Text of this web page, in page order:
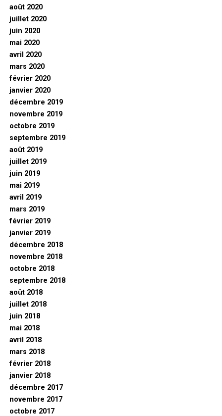
août 2020
juillet 2020
juin 2020
mai 2020
avril 2020
mars 2020
février 2020
janvier 2020
décembre 2019
novembre 2019
octobre 2019
septembre 2019
août 2019
juillet 2019
juin 2019
mai 2019
avril 2019
mars 2019
février 2019
janvier 2019
décembre 2018
novembre 2018
octobre 2018
septembre 2018
août 2018
juillet 2018
juin 2018
mai 2018
avril 2018
mars 2018
février 2018
janvier 2018
décembre 2017
novembre 2017
octobre 2017